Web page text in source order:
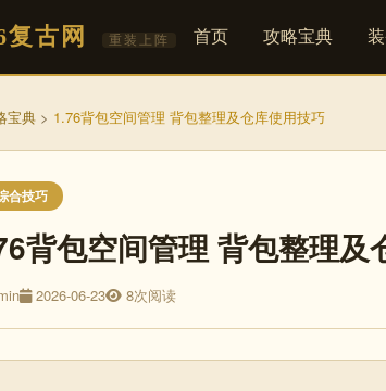
复古网 重装上阵 首页 攻略宝典
宝典 > 1.76背包空间管理 背包整理及仓库使用技巧
合技巧
背包空间管理 背包整理及
2026-06-23 8次阅读